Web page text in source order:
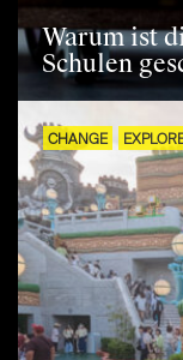
Warum ist
Schulen
CHANGE